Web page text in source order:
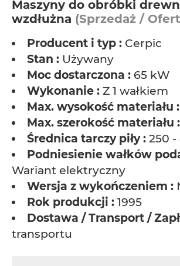
Maszyny do obróbki
wzdłużna (Sprzedaż /
Producent i typ : Cerpic
Stan : Używany
Moc dostarczona : 65 kW
Wykonanie : Z 1 wałkiem
Max. wysokość materiału :
Max. szerokość materiału :
Średnica tarczy piły : 250
Podniesienie wałków
Wariant elektryczny
Wersja z wykończeniem :
Rok produkcji : 1995
Dostawa / Transport /
transportu